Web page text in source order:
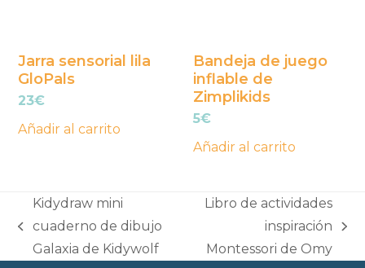
Jarra sensorial lila
GloPals
23€
Añadir al carrito
Bandeja de juego
inflable de
Zimplikids
5€
Añadir al carrito
previous
post:
Kidydraw mini
cuaderno de dibujo
Galaxia de Kidywolf
post:
Libro de actividades
inspiración
Montessori de Omy